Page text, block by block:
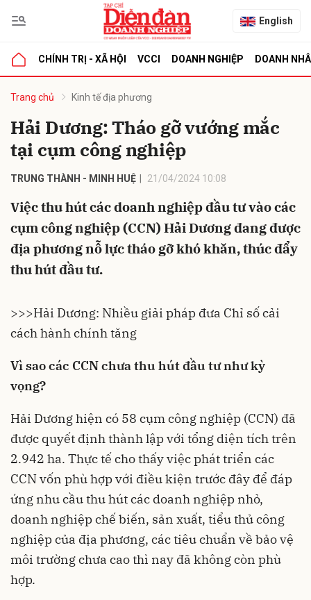
English
CHÍNH TRỊ - XÃ HỘI VCCI DOANH NGHIỆP DOANH
Trang chủ Kinh tế địa phương
Hải Dương: Tháo gỡ vướng mắc
tại cụm công nghiệp
TRUNG THÀNH - MINH HUỆ 21/04/2024 10:08
Việc thu hút các doanh nghiệp đầu tư vào các
cụm công nghiệp (CCN) Hải Dương đang được
địa phương nỗ lực tháo gỡ khó khăn, thúc đẩy
thu hút đầu tư.
>>>Hải Dương: Nhiều giải pháp đưa Chỉ số cải
cách hành chính tăng
Vì sao các CCN chưa thu hút đầu tư như kỳ
vọng?
Hải Dương hiện có 58 cụm công nghiệp (CCN) đã
được quyết định thành lập với tổng diện tích trên
2.942 ha. Thực tế cho thấy việc phát triển các
CCN vốn phù hợp với điều kiện trước đây để đáp
ứng nhu cầu thu hút các doanh nghiệp nhỏ,
doanh nghiệp chế biến, sản xuất, tiểu thủ công
nghiệp của địa phương, các tiêu chuẩn về bảo vệ
môi trường chưa cao thì nay đã không còn phù
hợp.
luận
Hủy